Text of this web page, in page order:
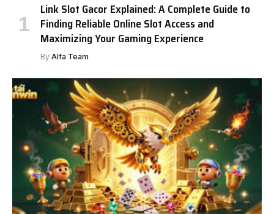
Link Slot Gacor Explained: A Complete Guide to
Finding Reliable Online Slot Access and
Maximizing Your Gaming Experience
By Alfa Team